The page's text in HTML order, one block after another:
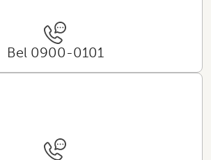
Bel 0900-0101